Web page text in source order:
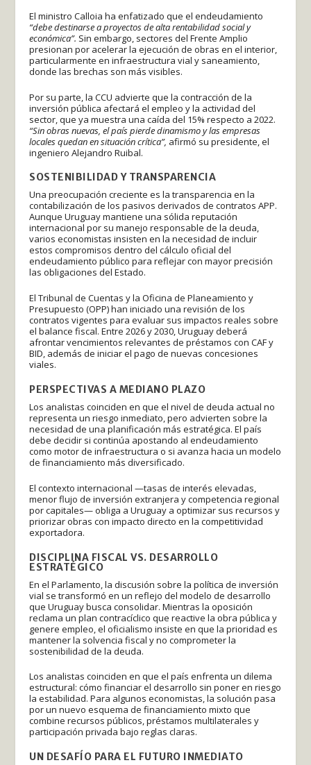
El ministro Calloia ha enfatizado que el endeudamiento
“debe destinarse a proyectos de alta rentabilidad social y
económica”. Sin embargo, sectores del Frente Amplio
presionan por acelerar la ejecución de obras en el interior,
particularmente en infraestructura vial y saneamiento,
donde las brechas son más visibles.
Por su parte, la CCU advierte que la contracción de la
inversión pública afectará el empleo y la actividad del
sector, que ya muestra una caída del 15% respecto a 2022.
“Sin obras nuevas, el país pierde dinamismo y las empresas
locales quedan en situación crítica”, afirmó su presidente, el
ingeniero Alejandro Ruibal.
SOSTENIBILIDAD Y TRANSPARENCIA
Una preocupación creciente es la transparencia en la
contabilización de los pasivos derivados de contratos APP.
Aunque Uruguay mantiene una sólida reputación
internacional por su manejo responsable de la deuda,
varios economistas insisten en la necesidad de incluir
estos compromisos dentro del cálculo oficial del
endeudamiento público para reflejar con mayor precisión
las obligaciones del Estado.
El Tribunal de Cuentas y la Oficina de Planeamiento y
Presupuesto (OPP) han iniciado una revisión de los
contratos vigentes para evaluar sus impactos reales sobre
el balance fiscal. Entre 2026 y 2030, Uruguay deberá
afrontar vencimientos relevantes de préstamos con CAF y
BID, además de iniciar el pago de nuevas concesiones
viales.
PERSPECTIVAS A MEDIANO PLAZO
Los analistas coinciden en que el nivel de deuda actual no
representa un riesgo inmediato, pero advierten sobre la
necesidad de una planificación más estratégica. El país
debe decidir si continúa apostando al endeudamiento
como motor de infraestructura o si avanza hacia un modelo
de financiamiento más diversificado.
El contexto internacional —tasas de interés elevadas,
menor flujo de inversión extranjera y competencia regional
por capitales— obliga a Uruguay a optimizar sus recursos y
priorizar obras con impacto directo en la competitividad
exportadora.
DISCIPLINA FISCAL VS. DESARROLLO
ESTRATÉGICO
En el Parlamento, la discusión sobre la política de inversión
vial se transformó en un reflejo del modelo de desarrollo
que Uruguay busca consolidar. Mientras la oposición
reclama un plan contracíclico que reactive la obra pública y
genere empleo, el oficialismo insiste en que la prioridad es
mantener la solvencia fiscal y no comprometer la
sostenibilidad de la deuda.
Los analistas coinciden en que el país enfrenta un dilema
estructural: cómo financiar el desarrollo sin poner en riesgo
la estabilidad. Para algunos economistas, la solución pasa
por un nuevo esquema de financiamiento mixto que
combine recursos públicos, préstamos multilaterales y
participación privada bajo reglas claras.
UN DESAFÍO PARA EL FUTURO INMEDIATO